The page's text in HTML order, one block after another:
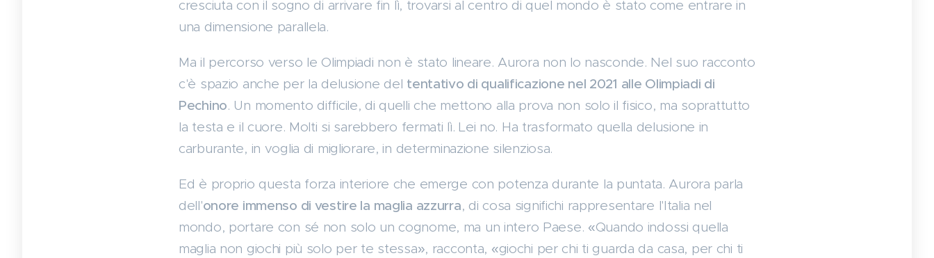
cresciuta con il sogno di arrivare fin lì, trovarsi al centro di quel mondo è stato come entrare in
una dimensione parallela.
Ma il percorso verso le Olimpiadi non è stato lineare. Aurora non lo nasconde. Nel suo racconto
c'è spazio anche per la delusione del tentativo di qualificazione nel 2021 alle Olimpiadi di
Pechino. Un momento difficile, di quelli che mettono alla prova non solo il fisico, ma soprattutto
la testa e il cuore. Molti si sarebbero fermati lì. Lei no. Ha trasformato quella delusione in
carburante, in voglia di migliorare, in determinazione silenziosa.
Ed è proprio questa forza interiore che emerge con potenza durante la puntata. Aurora parla
dell'onore immenso di vestire la maglia azzurra, di cosa significhi rappresentare l'Italia nel
mondo, portare con sé non solo un cognome, ma un intero Paese. «Quando indossi quella
maglia non giochi più solo per te stessa», racconta, «giochi per chi ti guarda da casa, per chi ti